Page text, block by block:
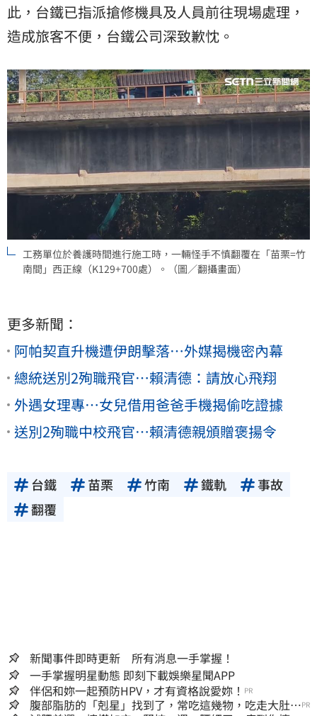
此，台鐵已指派搶修機具及人員前往現場處理，
造成旅客不便，台鐵公司深致歉忱。
工務單位於養護時間進行施工時，一輛怪手不慎翻覆在「苗栗=竹
南間」西正線（K129+700處）。（圖／翻攝畫面）
更多新聞：
阿帕契直升機遭伊朗擊落…外媒揭機密內幕
總統送別2殉職飛官…賴清德：請放心飛翔
外遇女理專…女兒借用爸爸手機揭偷吃證據
送別2殉職中校飛官…賴清德親頒贈褒揚令
台鐵 苗栗 竹南 鐵軌
事故
翻覆
新聞事件即時更新 所有消息一手掌握！
一手掌握明星動態 即刻下載娛樂星聞APP
伴侶和妳一起預防HPV，才有資格說愛妳！ PR
腹部脂肪的「剋星」找到了，常吃這幾物，吃走大肚
PR